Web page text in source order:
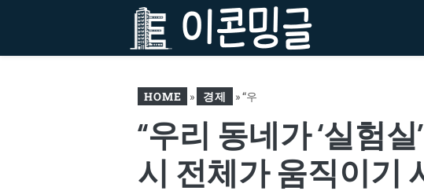
HOME » 경제 »“우
리 동네가 ‘실험실’ 된다
고?”… 李 대통령 ‘한 마
디’에, 도시 전체가 움직이
기 시작했다
“우리 동네가 ‘실험
시 전체가 움직이기